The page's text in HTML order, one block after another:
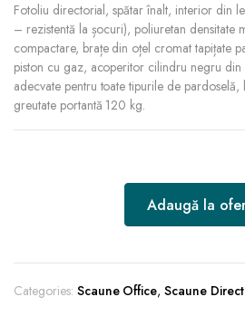
Fotoliu directorial, spătar înalt, interior din
– rezistentă la șocuri), poliuretan densitate
compactare, brațe din oțel cromat tapițate
piston cu gaz, acoperitor cilindru negru
adecvate pentru toate tipurile de
greutate portantă 120 kg.
Adaugă la
Categories: Scaune Office,Scaune